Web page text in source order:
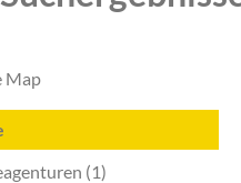
(1)